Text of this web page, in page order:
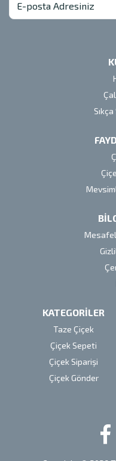
KATEGORİLER
Taze Çiçek
Çiçek Sepeti
Çiçek Siparişi
Çiçek Gönder